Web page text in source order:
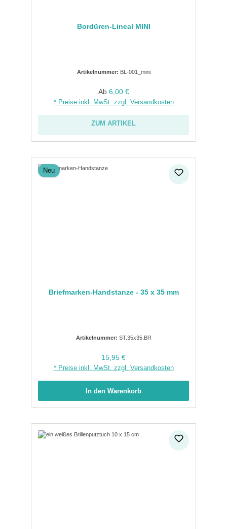
Bordüren-Lineal MINI
Artikelnummer: BL-001_mini
Regulärer Preis:
Ab 6,00 €
* Preise inkl. MwSt. zzgl. Versandkosten
ZUM ARTIKEL
Neu
Briefmarken-Handstanze - 35 x 35 mm
Artikelnummer: ST.35x35.BR
Regulärer Preis:
15,95 €
* Preise inkl. MwSt. zzgl. Versandkosten
In den Warenkorb